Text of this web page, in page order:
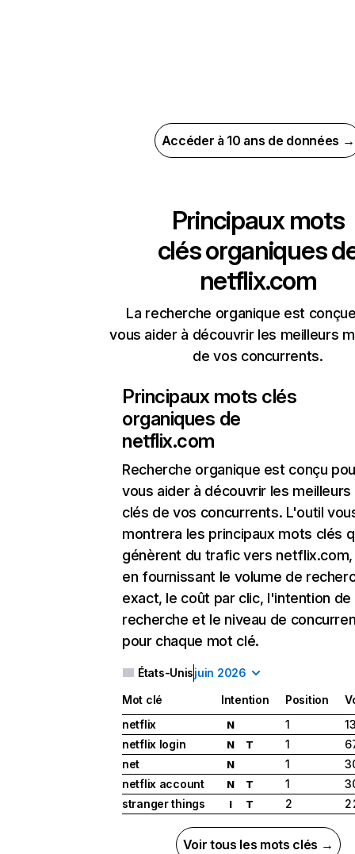
Accéder à 10 ans de données →
Principaux mots
clés organiques
netflix.com
La recherche organique est
vous aider à découvrir les meilleurs
de vos concurrents.
Principaux mots clés
organiques de
netflix.com
Recherche organique est conçu
vous aider à découvrir les
clés de vos concurrents. L'outil
montrera les principaux mots clés
génèrent du trafic vers
en fournissant le volume de
exact, le coût par clic, l'intention de
recherche et le niveau de
pour chaque mot clé.
États-Unisjuin 2026
Mot clé Intention Position
netflix
N 1
netflix login
N T 1
net
N 1
netflix account
N T 1
stranger things
I T 2 2
Voir tous les mots clés →